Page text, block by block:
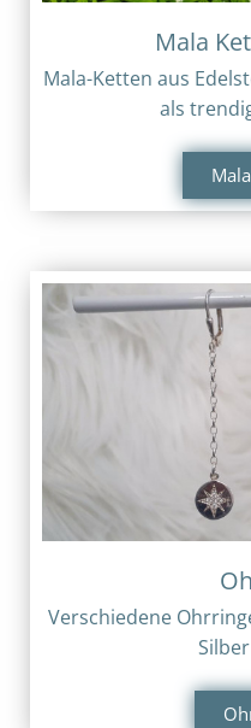
Mala
Mala-Ketten aus
als
Verschiedene